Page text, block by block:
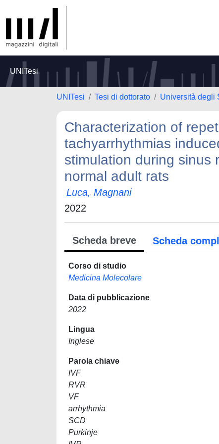
UNITesi
UNITesi Tesi di dottorato Università degli
Characterization of
tachyarrhythmias
stimulation during sinus
normal adult rats
Luca, Magnani
2022
Scheda breve Scheda
Corso di studio
Medicina Molecolare
Data di pubblicazione
2022
Lingua
Inglese
Parola chiave
IVF
RVR
VF
arrhythmia
SCD
Purkinje